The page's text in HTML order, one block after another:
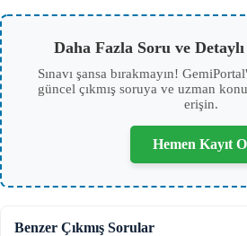
Daha Fazla Soru ve
Sınavı şansa bırakmayın!
güncel çıkmış soruya ve uzman
erişin.
Hemen Kayıt
Benzer Çıkmış Sorular